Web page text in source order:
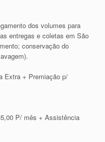
dos volumes para
entregas e coletas em São
conservação do
Extra + Premiação p/
P/ mês + Assistência